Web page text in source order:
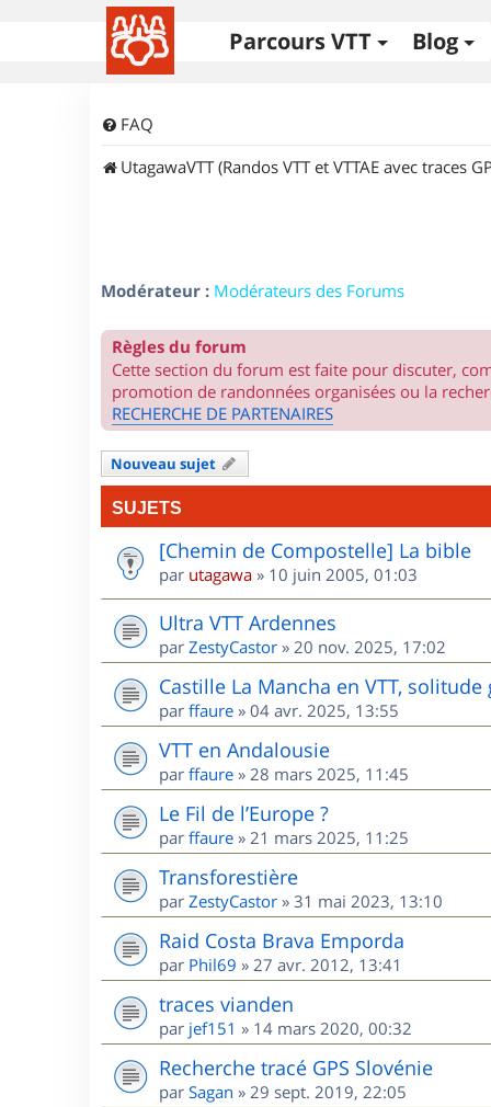
Parcours VTT Blog
FAQ
UtagawaVTT (Randos VTT et VTTAE avec traces
Modérateur : Modérateurs des Forums
Règles du forum
Cette section du forum est faite pour discuter,
promotion de randonnées organisées ou la
RECHERCHE DE PARTENAIRES
Nouveau sujet
SUJETS
[Chemin de Compostelle] La bible
par utagawa » 10 juin 2005, 01:03
Ultra VTT Ardennes
par ZestyCastor » 20 nov. 2025, 17:02
Castille La Mancha en VTT, solitude
par ffaure » 04 avr. 2025, 13:55
VTT en Andalousie
par ffaure » 28 mars 2025, 11:45
Le Fil de l’Europe ?
par ffaure » 21 mars 2025, 11:25
Transforestière
par ZestyCastor » 31 mai 2023, 13:10
Raid Costa Brava Emporda
par Phil69 » 27 avr. 2012, 13:41
traces vianden
par jef151 » 14 mars 2020, 00:32
Recherche tracé GPS Slovénie
par Sagan » 29 sept. 2019, 22:05